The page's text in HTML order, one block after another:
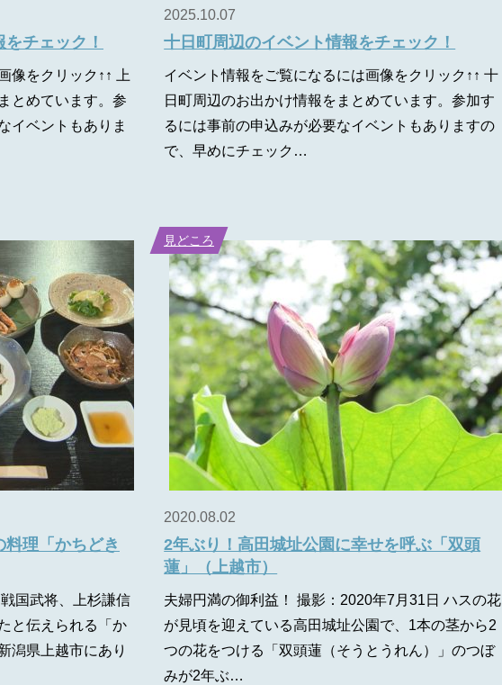
チェック！
像をクリック↑↑ 上
とめています。参
イベントもありま
2025.10.07
十日町周辺のイベント情報をチェック！
イベント情報をご覧になるには画像をクリック↑↑ 十
日町周辺のお出かけ情報をまとめています。参加す
るには事前の申込みが必要なイベントもありますの
で、早めにチェック…
理「かちどき
国武将、上杉謙信
と伝えられる「か
潟県上越市にあり
見どころ
2020.08.02
2年ぶり！高田城址公園に幸せを呼ぶ「双頭
蓮」（上越市）
夫婦円満の御利益！ 撮影：2020年7月31日 ハスの花
が見頃を迎えている高田城址公園で、1本の茎から2
つの花をつける「双頭蓮（そうとうれん）」のつぼ
みが2年ぶ…